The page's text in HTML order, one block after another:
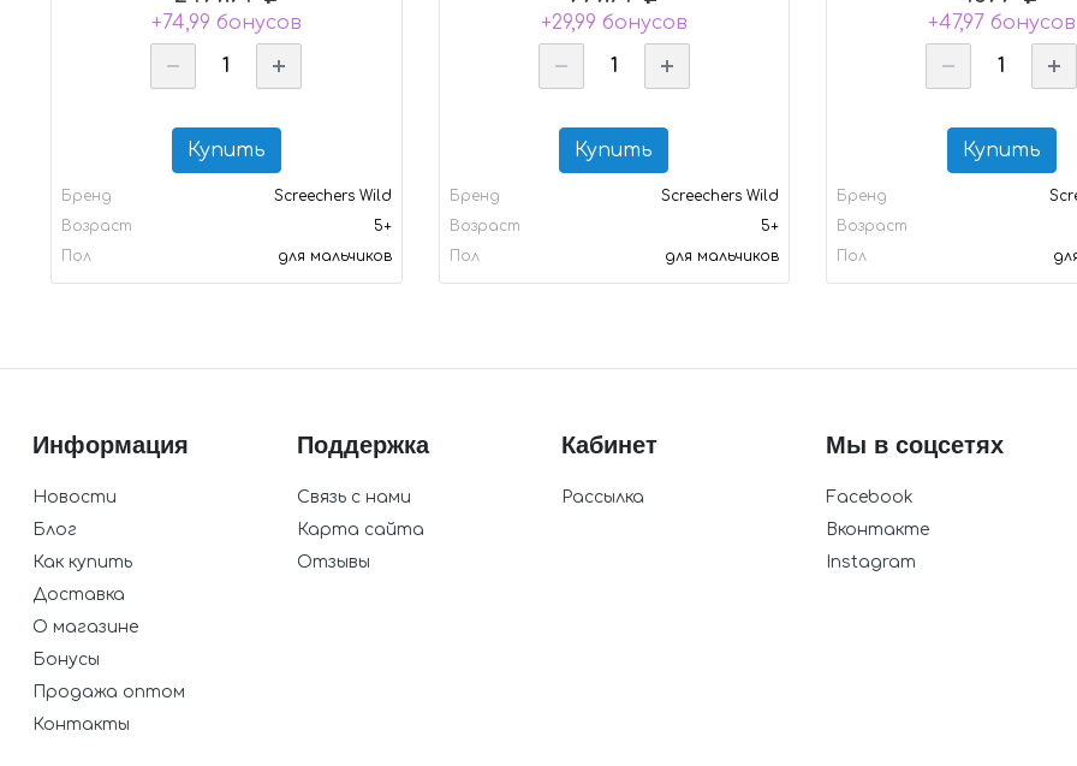
+74,99 бонусов
Купить
Бренд
Screechers Wild
Возраст
5+
Пол
для мальчиков
+29,99 бонусов
Купить
Бренд
Screechers Wild
Возраст
5+
Пол
для мальчиков
+47,97 бонусов
Купить
Бренд
Возраст
Пол
Информация
Новости
Блог
Как купить
Доставка
О магазине
Бонусы
Продажа оптом
Контакты
Поддержка
Связь с нами
Карта сайта
Отзывы
Кабинет
Рассылка
Мы в соцсетях
Facebook
Вконтакте
Instagram